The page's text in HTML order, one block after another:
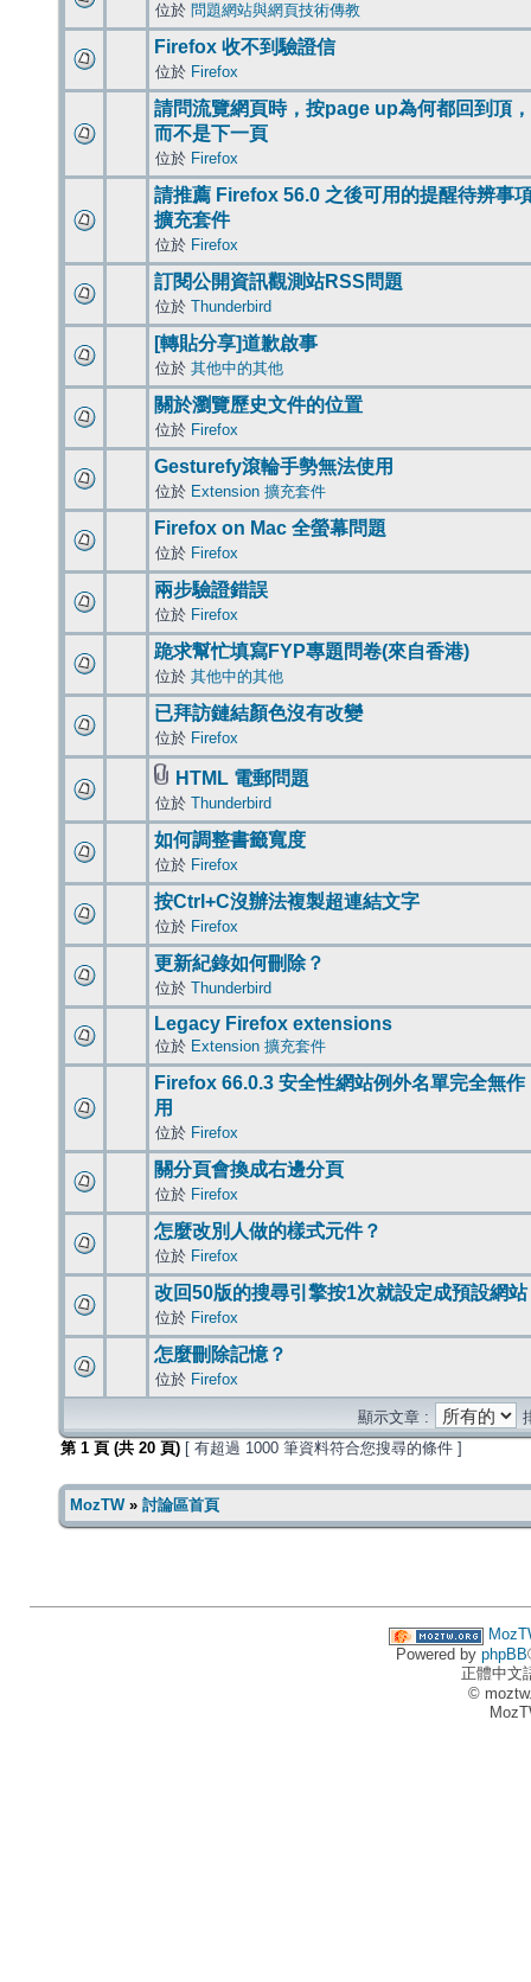
位於 問題網站與網頁技術傳教
Firefox 收不到驗證信
位於 Firefox
請問流覽網頁時，按page up為何都回到頂，
而不是下一頁
位於 Firefox
請推薦 Firefox 56.0 之後可用的提醒待辨事
擴充套件
位於 Firefox
訂閱公開資訊觀測站RSS問題
位於 Thunderbird
[轉貼分享]道歉啟事
位於 其他中的其他
關於瀏覽歷史文件的位置
位於 Firefox
Gesturefy滾輪手勢無法使用
位於 Extension 擴充套件
Firefox on Mac 全螢幕問題
位於 Firefox
兩步驗證錯誤
位於 Firefox
跪求幫忙填寫FYP專題問卷(來自香港)
位於 其他中的其他
已拜訪鏈結顏色沒有改變
位於 Firefox
HTML 電郵問題
位於 Thunderbird
如何調整書籤寬度
位於 Firefox
按Ctrl+C沒辦法複製超連結文字
位於 Firefox
更新紀錄如何刪除？
位於 Thunderbird
Legacy Firefox extensions
位於 Extension 擴充套件
Firefox 66.0.3 安全性網站例外名單完全無作
用
位於 Firefox
關分頁會換成右邊分頁
位於 Firefox
怎麼改別人做的樣式元件？
位於 Firefox
改回50版的搜尋引擎按1次就設定成預設網站
位於 Firefox
怎麼刪除記憶？
位於 Firefox
顯示文章 :
第 1 頁 (共 20 頁) [ 有超過 1000 筆資料符合您搜尋的條件 ]
MozTW» 討論區首頁
Powered by phpBB
正體中文
©